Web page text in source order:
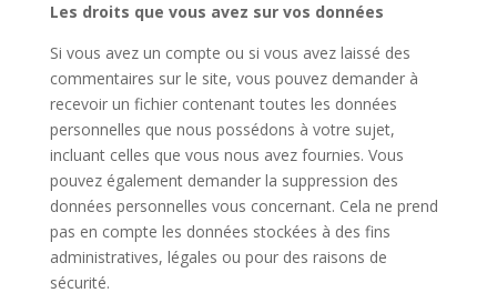
Les droits que vous avez sur vos données
Si vous avez un compte ou si vous avez laissé des
commentaires sur le site, vous pouvez demander à
recevoir un fichier contenant toutes les données
personnelles que nous possédons à votre sujet,
incluant celles que vous nous avez fournies. Vous
pouvez également demander la suppression des
données personnelles vous concernant. Cela ne prend
pas en compte les données stockées à des fins
administratives, légales ou pour des raisons de
sécurité.